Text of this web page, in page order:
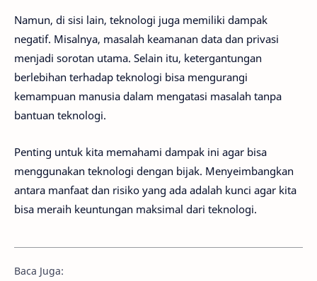
Namun, di sisi lain, teknologi juga memiliki dampak
negatif. Misalnya, masalah keamanan data dan privasi
menjadi sorotan utama. Selain itu, ketergantungan
berlebihan terhadap teknologi bisa mengurangi
kemampuan manusia dalam mengatasi masalah tanpa
bantuan teknologi.
Penting untuk kita memahami dampak ini agar bisa
menggunakan teknologi dengan bijak. Menyeimbangkan
antara manfaat dan risiko yang ada adalah kunci agar kita
bisa meraih keuntungan maksimal dari teknologi.
Baca Juga: